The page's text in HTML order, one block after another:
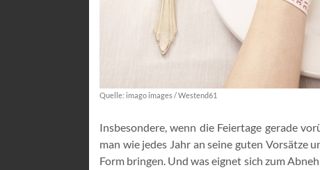
Quelle: imago images / Westend61
Insbesondere, wenn die Feiertage gerade
man wie jedes Jahr an seine guten Vorsätze
Form bringen. Und was eignet sich zum